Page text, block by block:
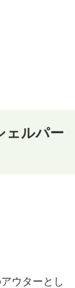
ェルパー
ウターとし